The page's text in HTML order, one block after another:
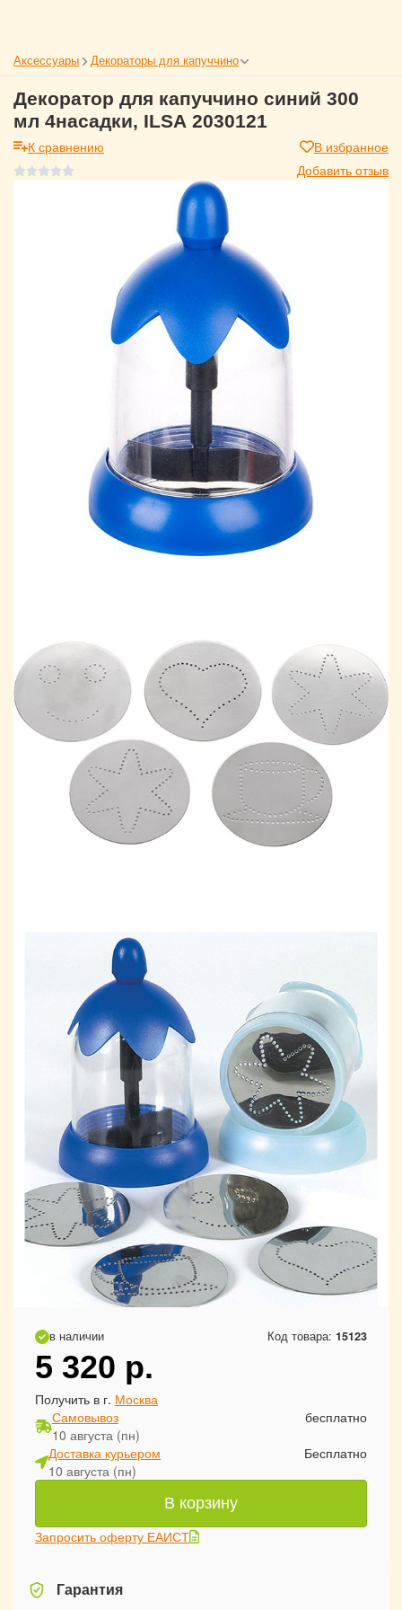
Аксессуары Декораторы для капуччино
Декоратор для капуччино синий 300
мл 4насадки, ILSA 2030121
К сравнению
В избранное
Добавить отзыв
в наличии Код товара: 15123
5 320 р.
Получить в г. Москва
Самовывоз
10 августа (пн)
бесплатно
Доставка курьером
10 августа (пн)
Бесплатно
В корзину
Запросить оферту ЕАИСТ
Гарантия